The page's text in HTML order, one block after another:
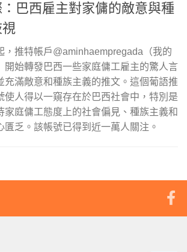
：巴西雇主對家傭的敵意與種
，推特帳戶@aminhaempregada（我的
開始轉發巴西一些家庭傭工雇主的驚人言
充滿敵意和種族主義的推文。這個葡語推
使人得以一窺存在於巴西社會中，特別是
家庭傭工態度上的社會偏見、種族主義和
匱乏。該帳號已得到近一萬人關注。